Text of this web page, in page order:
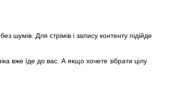
шумів. Для стрімів і запису контенту підійде
вже їде до вас. А якщо хочете зібрати цілу